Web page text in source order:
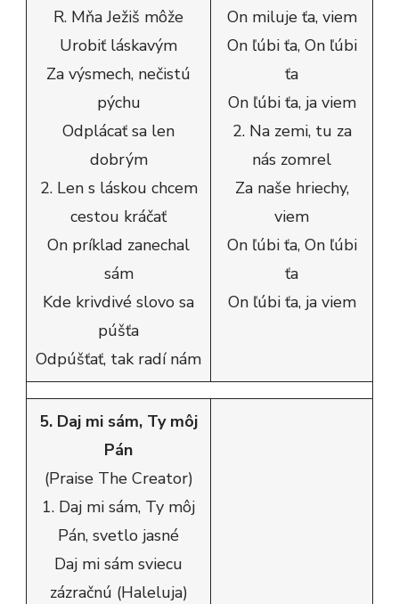
R. Mňa Ježiš môže
Urobiť láskavým
Za výsmech, nečistú
pýchu
Odplácať sa len
dobrým
2. Len s láskou chcem
cestou kráčať
On príklad zanechal
sám
Kde krivdivé slovo sa
púšťa
Odpúšťať, tak radí nám
On miluje ťa, viem
On ľúbi ťa, On ľúbi
ťa
On ľúbi ťa, ja viem
2. Na zemi, tu za
nás zomrel
Za naše hriechy,
viem
On ľúbi ťa, On ľúbi
ťa
On ľúbi ťa, ja viem
5. Daj mi sám, Ty môj
Pán
(Praise The Creator)
1. Daj mi sám, Ty môj
Pán, svetlo jasné
Daj mi sám sviecu
zázračnú (Haleluja)